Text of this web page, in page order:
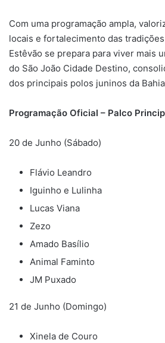
Com uma programação ampla,
locais e fortalecimento das
Estêvão se prepara para viver mais
do São João Cidade Destino,
dos principais polos juninos da
Programação Oficial – Palco
20 de Junho (Sábado)
Flávio Leandro
Iguinho e Lulinha
Lucas Viana
Zezo
Amado Basílio
Animal Faminto
JM Puxado
21 de Junho (Domingo)
Xinela de Couro